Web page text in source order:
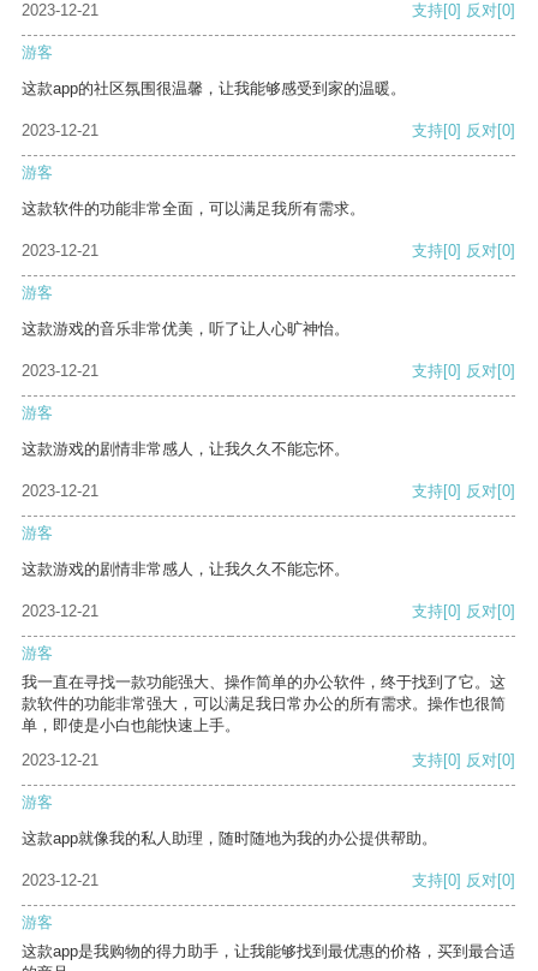
2023-12-21 支持[0] 反对[0]
游客
这款app的社区氛围很温馨，让我能够感受到家的温暖。
2023-12-21 支持[0] 反对[0]
游客
这款软件的功能非常全面，可以满足我所有需求。
2023-12-21 支持[0] 反对[0]
游客
这款游戏的音乐非常优美，听了让人心旷神怡。
2023-12-21 支持[0] 反对[0]
游客
这款游戏的剧情非常感人，让我久久不能忘怀。
2023-12-21 支持[0] 反对[0]
游客
这款游戏的剧情非常感人，让我久久不能忘怀。
2023-12-21 支持[0] 反对[0]
游客
我一直在寻找一款功能强大、操作简单的办公软件，终于找到了它。这
款软件的功能非常强大，可以满足我日常办公的所有需求。操作也很简
单，即使是小白也能快速上手。
2023-12-21
支持[0] 反对[0]
游客
这款app就像我的私人助理，随时随地为我的办公提供帮助。
2023-12-21 支持[0] 反对[0]
游客
这款app是我购物的得力助手，让我能够找到最优惠的价格，买到最合适